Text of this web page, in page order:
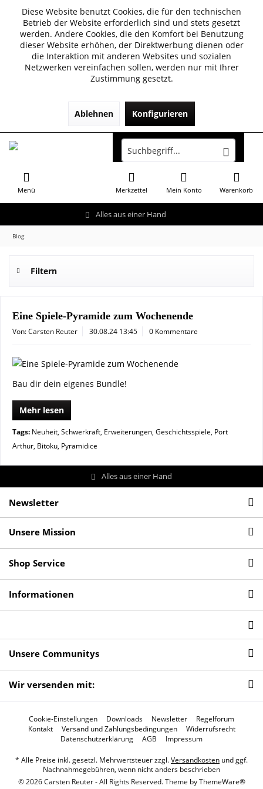
Diese Website benutzt Cookies, die für den technischen
Betrieb der Website erforderlich sind und stets gesetzt
werden. Andere Cookies, die den Komfort bei Benutzung
dieser Website erhöhen, der Direktwerbung dienen oder
die Interaktion mit anderen Websites und sozialen
Netzwerken vereinfachen sollen, werden nur mit Ihrer
Zustimmung gesetzt.
Ablehnen Konfigurieren
Alles aus einer Hand
Menü Warenkorb
Merkzettel Mein Konto
Blog
Filtern
Eine Spiele-Pyramide zum Wochenende
Von: Carsten Reuter 30.08.24 13:45 0 Kommentare
Bau dir dein eigenes Bundle!
Mehr lesen
Tags: Neuheit, Schwerkraft, Erweiterungen, Geschichtsspiele, Port
Arthur, Bitoku, Pyramidice
Alles aus einer Hand
Newsletter
Unsere Mission
Shop Service
Informationen
Unsere Communitys
Wir versenden mit:
Cookie-Einstellungen Downloads Newsletter
Regelforum
Kontakt
Versand und Zahlungsbedingungen
Widerrufsrecht
Datenschutzerklärung
AGB Impressum
* Alle Preise inkl. gesetzl. Mehrwertsteuer zzgl.Versandkosten und ggf.
Nachnahmegebühren, wenn nicht anders beschrieben
© 2026 Carsten Reuter - All Rights Reserved. Theme byThemeWare®